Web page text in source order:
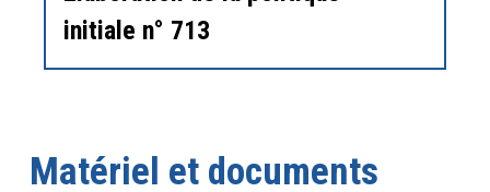
initiale n° 713
Matériel et documents